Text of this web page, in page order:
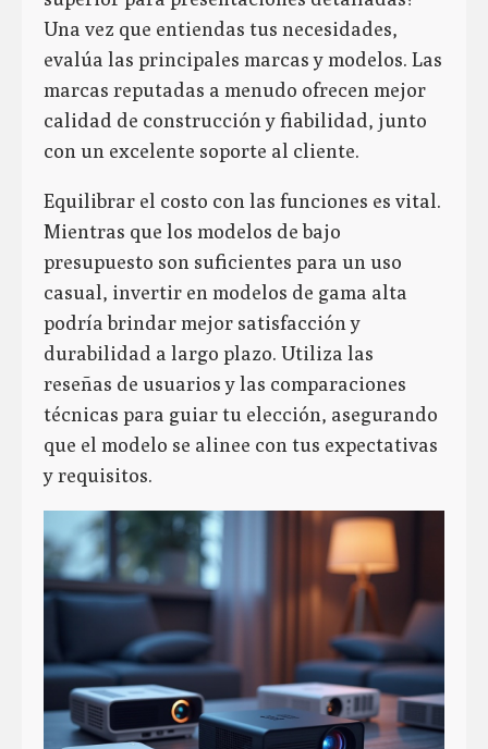
Una vez que entiendas tus necesidades,
evalúa las principales marcas y modelos. Las
marcas reputadas a menudo ofrecen mejor
calidad de construcción y fiabilidad, junto
con un excelente soporte al cliente.
Equilibrar el costo con las funciones es vital.
Mientras que los modelos de bajo
presupuesto son suficientes para un uso
casual, invertir en modelos de gama alta
podría brindar mejor satisfacción y
durabilidad a largo plazo. Utiliza las
reseñas de usuarios y las comparaciones
técnicas para guiar tu elección, asegurando
que el modelo se alinee con tus expectativas
y requisitos.